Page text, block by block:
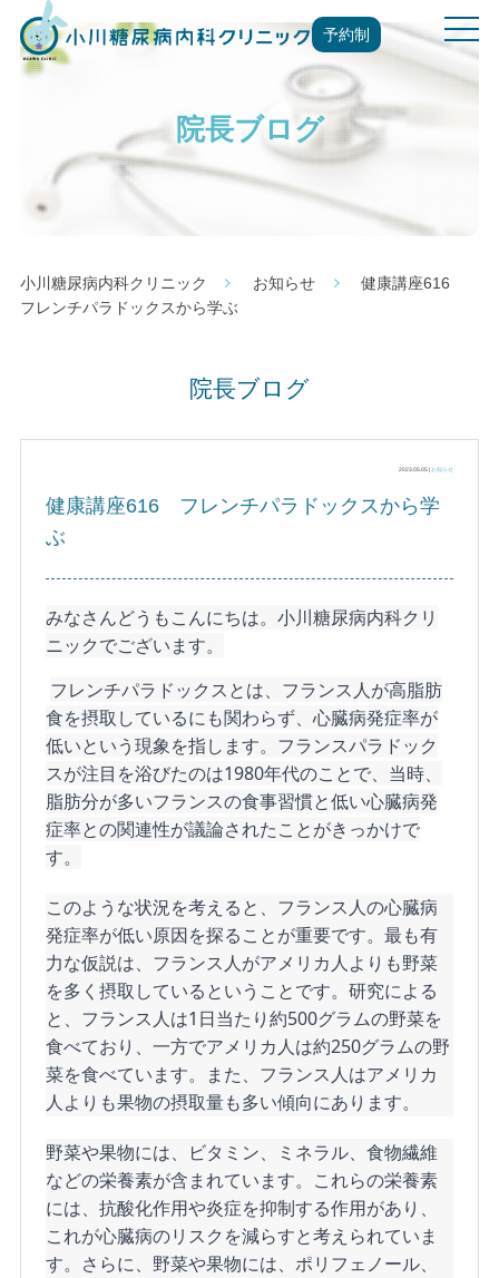
予約制
t
o
g
院長ブログ
小川糖尿病内科クリニック お知らせ
健康講座616
フレンチパラドックスから学ぶ
院長ブログ
2023.05.05 |お知らせ
健康講座616 フレンチパラドックスから学
ぶ
みなさんどうもこんにちは。小川糖尿病内科クリ
ニックでございます。
フレンチパラドックスとは、フランス人が高脂肪
食を摂取しているにも関わらず、心臓病発症率が
低いという現象を指します。フランスパラドック
スが注目を浴びたのは1980年代のことで、当時、
脂肪分が多いフランスの食事習慣と低い心臓病発
症率との関連性が議論されたことがきっかけで
す。
このような状況を考えると、フランス人の心臓病
発症率が低い原因を探ることが重要です。最も有
力な仮説は、フランス人がアメリカ人よりも野菜
を多く摂取しているということです。研究による
と、フランス人は1日当たり約500グラムの野菜を
食べており、一方でアメリカ人は約250グラムの野
菜を食べています。また、フランス人はアメリカ
人よりも果物の摂取量も多い傾向にあります。
野菜や果物には、ビタミン、ミネラル、食物繊維
などの栄養素が含まれています。これらの栄養素
には、抗酸化作用や炎症を抑制する作用があり、
これが心臓病のリスクを減らすと考えられていま
す。さらに、野菜や果物には、ポリフェノール、